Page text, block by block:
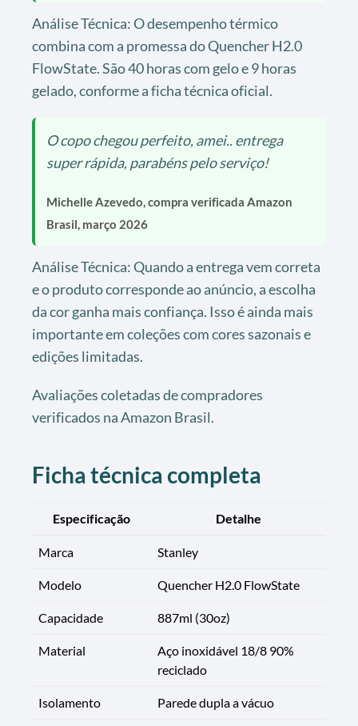
Análise Técnica: O desempenho térmico
combina com a promessa do Quencher H2.0
FlowState. São 40 horas com gelo e 9 horas
gelado, conforme a ficha técnica oficial.
O copo chegou perfeito, amei.. entrega
super rápida, parabéns pelo serviço!
Michelle Azevedo, compra verificada Amazon
Brasil, março 2026
Análise Técnica: Quando a entrega vem correta
e o produto corresponde ao anúncio, a escolha
da cor ganha mais confiança. Isso é ainda mais
importante em coleções com cores sazonais e
edições limitadas.
Avaliações coletadas de compradores
verificados na Amazon Brasil.
Ficha técnica completa
Especificação Detalhe
Marca Stanley
Modelo Quencher H2.0 FlowState
Capacidade 887ml (30oz)
Material
Aço inoxidável 18/8 90%
reciclado
Isolamento Parede dupla a vácuo